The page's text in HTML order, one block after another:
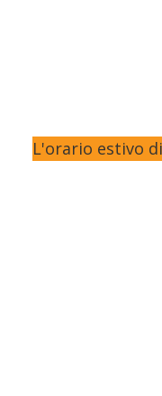
L'orario estivo